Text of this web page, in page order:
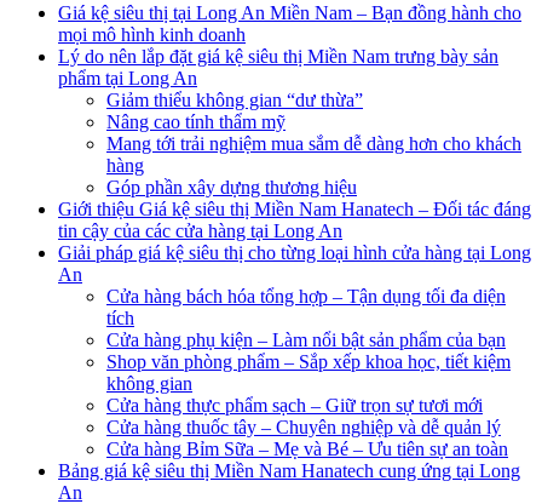
Giá kệ siêu thị tại Long An Miền Nam – Bạn đồng hành cho
mọi mô hình kinh doanh
Lý do nên lắp đặt giá kệ siêu thị Miền Nam trưng bày sản
phẩm tại Long An
Giảm thiểu không gian “dư thừa”
Nâng cao tính thẩm mỹ
Mang tới trải nghiệm mua sắm dễ dàng hơn cho khách
hàng
Góp phần xây dựng thương hiệu
Giới thiệu Giá kệ siêu thị Miền Nam Hanatech – Đối tác đáng
tin cậy của các cửa hàng tại Long An
Giải pháp giá kệ siêu thị cho từng loại hình cửa hàng tại Long
An
Cửa hàng bách hóa tổng hợp – Tận dụng tối đa diện
tích
Cửa hàng phụ kiện – Làm nổi bật sản phẩm của bạn
Shop văn phòng phẩm – Sắp xếp khoa học, tiết kiệm
không gian
Cửa hàng thực phẩm sạch – Giữ trọn sự tươi mới
Cửa hàng thuốc tây – Chuyên nghiệp và dễ quản lý
Cửa hàng Bỉm Sữa – Mẹ và Bé – Ưu tiên sự an toàn
Bảng giá kệ siêu thị Miền Nam Hanatech cung ứng tại Long
An